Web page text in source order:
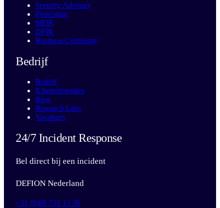
Security Advisory
Pentesting
MDR
DFIR
Business Continuity
Bedrijf
Bedrijf
Klantreferenties
Blog
Research Labs
Vacatures
24/7 Incident Response
Bel direct bij een incident
DEFION Nederland
+31 (0)88 733 13 38